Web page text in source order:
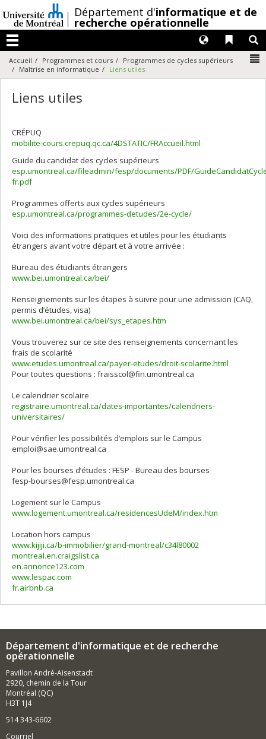
au
contenu
/Département d'informatique et de
recherche opérationnelle
Menu
Liens
Langues
Accueil Programmes et cours
Programmes de cycles supérieurs
Maîtrise en informatique
Liens utiles
Liens utiles
CRÉPUQ
mobilite-cours.crepuq.qc.ca/4DSTATIC/FRAccueil.html
Guide du candidat des cycles supérieurs
esp.umontreal.ca/fileadmin/fesp/documents/PDF/
fr.pdf
Programmes offerts aux cycles supérieurs
esp.umontreal.ca/programmes-detudes/2e-cycle/
Voici des informations pratiques et utiles pour les étudiants
étrangers avant votre départ et à votre arrivée :
Bureau des étudiants étrangers
www.bei.umontreal.ca/bei/
Renseignements sur les étapes à suivre pour une admission (CAQ,
permis d’études, visa)
www.bei.umontreal.ca/bei/sys_etapes.htm
Vous trouverez sur ce site des renseignements concernant les
frais de scolarité
www.etudes.umontreal.ca/payer-etudes/droit-scolarite.html
Pour toutes questions : fraisscol@fin.umontreal.ca
Le calendrier scolaire
registraire.umontreal.ca/dates-importantes/calendriers-
universitaires/
Pour vérifier les possibilités d’emplois sur le Campus
emploi@sae.umontreal.ca
Pour les bourses d’études : FESP - Bureau des bourses
fesp-bourses@fesp.umontreal.ca
Logement sur le Campus
www.logement.umontreal.ca/residencesUdeM/index.htm
Location hors campus
www.kijiji.ca/b-immobilier/grand-montreal/c34l80002
montreal.en.craigslist.ca
en.annonce123.com
www.lespac.com
fr.airbnb.ca
Département d'informatique et de recherche
opérationnelle
Pavillon André-Aisenstadt
2920, chemin de la Tour
Montréal (QC)
H3T 1J4
514 343-6602
Courriel